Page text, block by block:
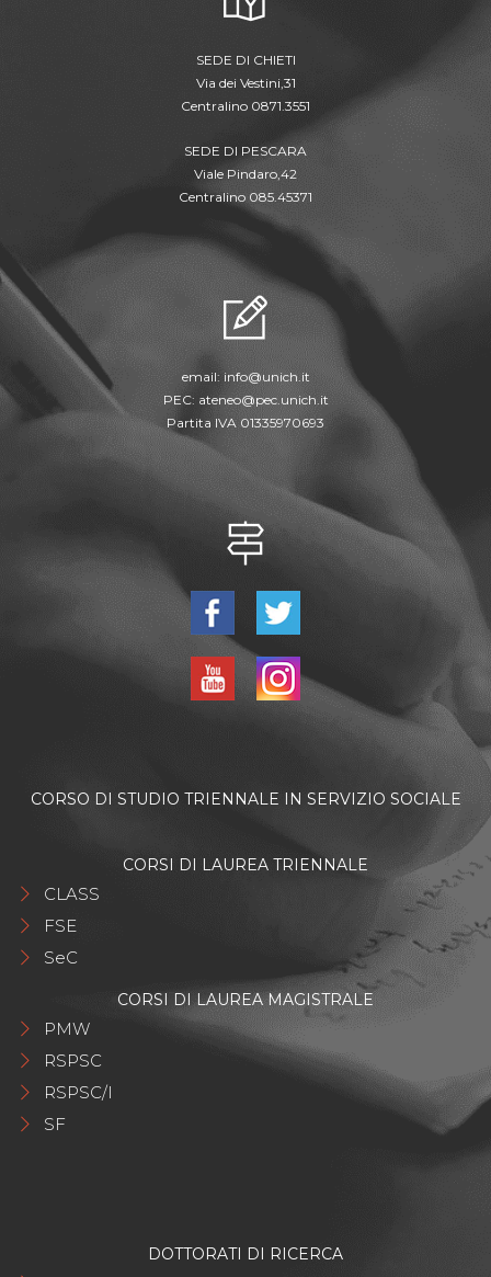
SEDE DI CHIETI
Via dei Vestini,31
Centralino 0871.3551
SEDE DI PESCARA
Viale Pindaro,42
Centralino 085.45371
email: info@unich.it
PEC: ateneo@pec.unich.it
Partita IVA 01335970693
CORSO DI STUDIO TRIENNALE IN SERVIZIO SOCIALE
CORSI DI LAUREA TRIENNALE
CLASS
FSE
SeC
CORSI DI LAUREA MAGISTRALE
PMW
RSPSC
RSPSC/I
SF
DOTTORATI DI RICERCA